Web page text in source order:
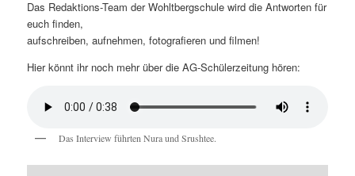
Das Redaktions-Team der Wohltbergschule wird die Antworten für
euch finden,
aufschreiben, aufnehmen, fotografieren und filmen!
Hier könnt ihr noch mehr über die AG-Schülerzeitung hören:
Das Interview führten Nura und Srushtee.